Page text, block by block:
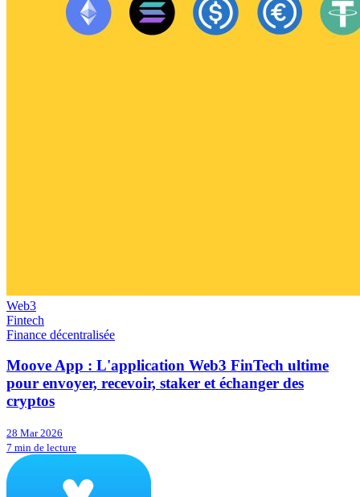
Web3
Fintech
Finance décentralisée
Moove App : L'application Web3 FinTech ultime
pour envoyer, recevoir, staker et échanger des
cryptos
28 Mar 2026
7 min de lecture